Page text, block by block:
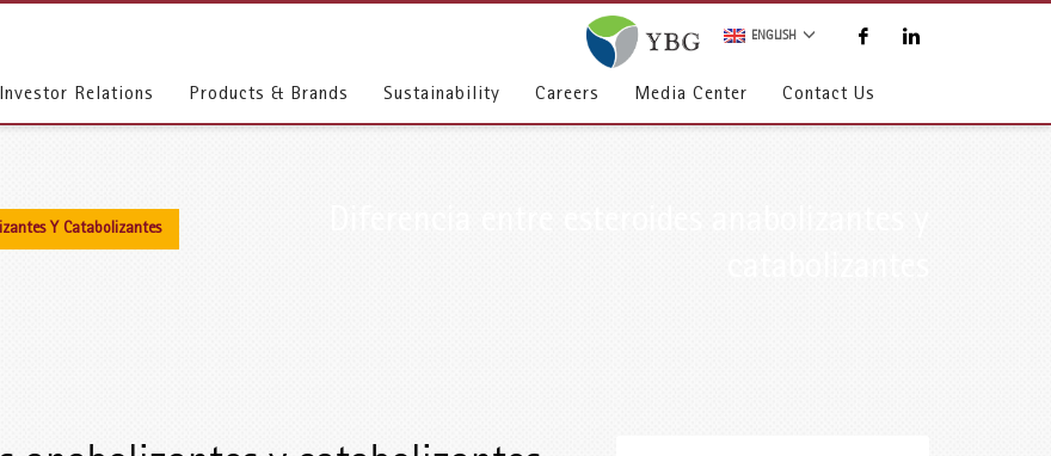
ENGLISH
Investor Relations Products & Brands Sustainability Careers Media Center Contact Us
Y Catabolizantes